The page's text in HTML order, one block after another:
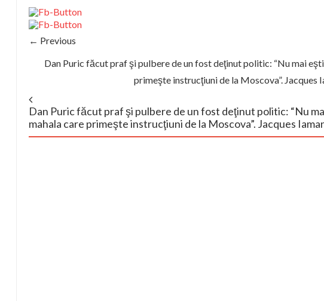
← Previous
Dan Puric făcut praf şi pulbere de un fost deţinut politic: “Nu mai
primeşte instrucţiuni de la Moscova”. Jacques
Dan Puric făcut praf şi pulbere de un fost deţinut politic: “Nu
mahala care primeşte instrucţiuni de la Moscova”. Jacques